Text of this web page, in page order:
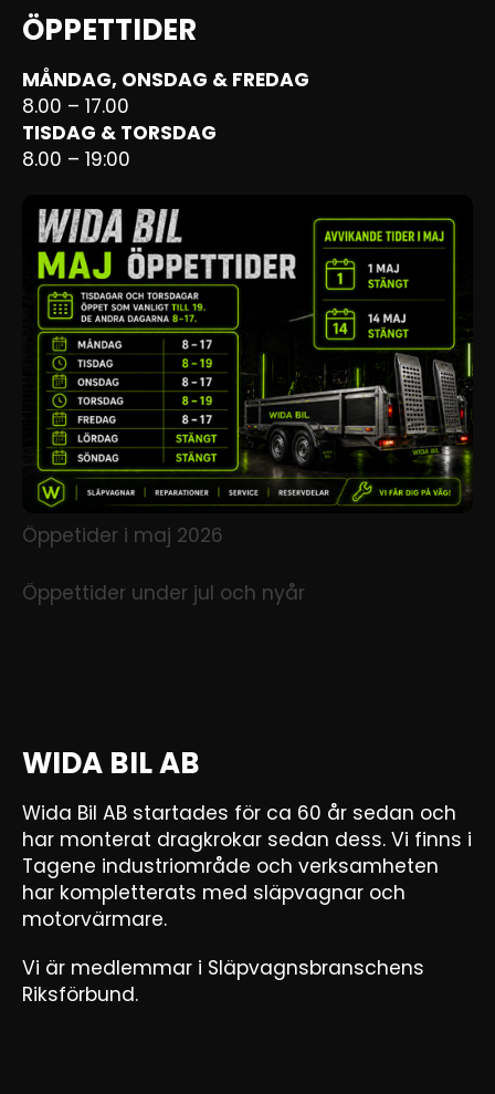
ÖPPETTIDER
MÅNDAG, ONSDAG & FREDAG
8.00 – 17.00
TISDAG & TORSDAG
8.00 – 19:00
Öppetider i maj 2026
Öppettider under jul och nyår
WIDA BIL AB
Wida Bil AB startades för ca 60 år sedan och
har monterat dragkrokar sedan dess. Vi finns i
Tagene industriområde och verksamheten
har kompletterats med släpvagnar och
motorvärmare.
Vi är medlemmar i Släpvagnsbranschens
Riksförbund.